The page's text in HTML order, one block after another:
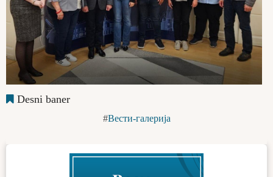
Desni baner
Вести-галерија